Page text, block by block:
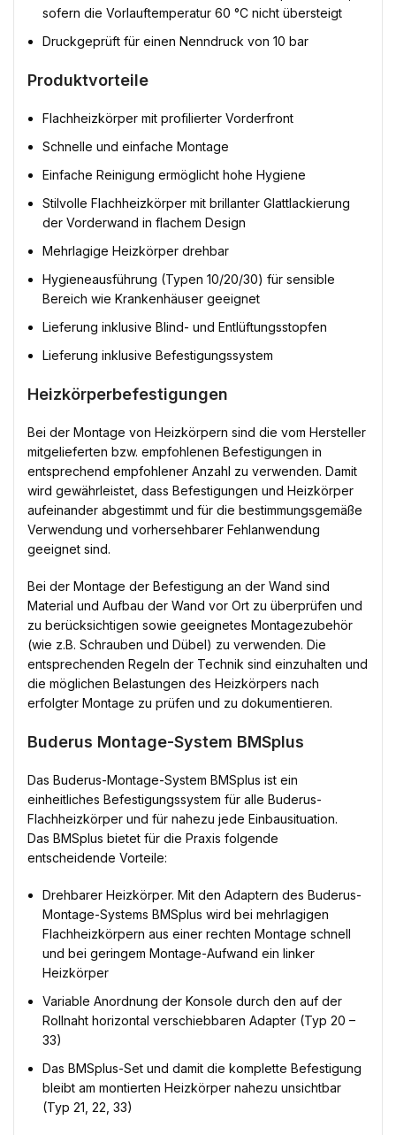
sofern die Vorlauftemperatur 60 °C nicht übersteigt
Druckgeprüft für einen Nenndruck von 10 bar
Produktvorteile
Flachheizkörper mit profilierter Vorderfront
Schnelle und einfache Montage
Einfache Reinigung ermöglicht hohe Hygiene
Stilvolle Flachheizkörper mit brillanter Glattlackierung
der Vorderwand in flachem Design
Mehrlagige Heizkörper drehbar
Hygieneausführung (Typen 10/20/30) für sensible
Bereich wie Krankenhäuser geeignet
Lieferung inklusive Blind- und Entlüftungsstopfen
Lieferung inklusive Befestigungssystem
Heizkörperbefestigungen
Bei der Montage von Heizkörpern sind die vom Hersteller
mitgelieferten bzw. empfohlenen Befestigungen in
entsprechend empfohlener Anzahl zu verwenden. Damit
wird gewährleistet, dass Befestigungen und Heizkörper
aufeinander abgestimmt und für die bestimmungsgemäße
Verwendung und vorhersehbarer Fehlanwendung
geeignet sind.
Bei der Montage der Befestigung an der Wand sind
Material und Aufbau der Wand vor Ort zu überprüfen und
zu berücksichtigen sowie geeignetes Montagezubehör
(wie z.B. Schrauben und Dübel) zu verwenden. Die
entsprechenden Regeln der Technik sind einzuhalten und
die möglichen Belastungen des Heizkörpers nach
erfolgter Montage zu prüfen und zu dokumentieren.
Buderus Montage-System BMSplus
Das Buderus-Montage-System BMSplus ist ein
einheitliches Befestigungssystem für alle Buderus-
Flachheizkörper und für nahezu jede Einbausituation.
Das BMSplus bietet für die Praxis folgende
entscheidende Vorteile:
Drehbarer Heizkörper. Mit den Adaptern des Buderus-
Montage-Systems BMSplus wird bei mehrlagigen
Flachheizkörpern aus einer rechten Montage schnell
und bei geringem Montage-Aufwand ein linker
Heizkörper
Variable Anordnung der Konsole durch den auf der
Rollnaht horizontal verschiebbaren Adapter (Typ 20 –
33)
Das BMSplus-Set und damit die komplette Befestigung
bleibt am montierten Heizkörper nahezu unsichtbar
(Typ 21, 22, 33)